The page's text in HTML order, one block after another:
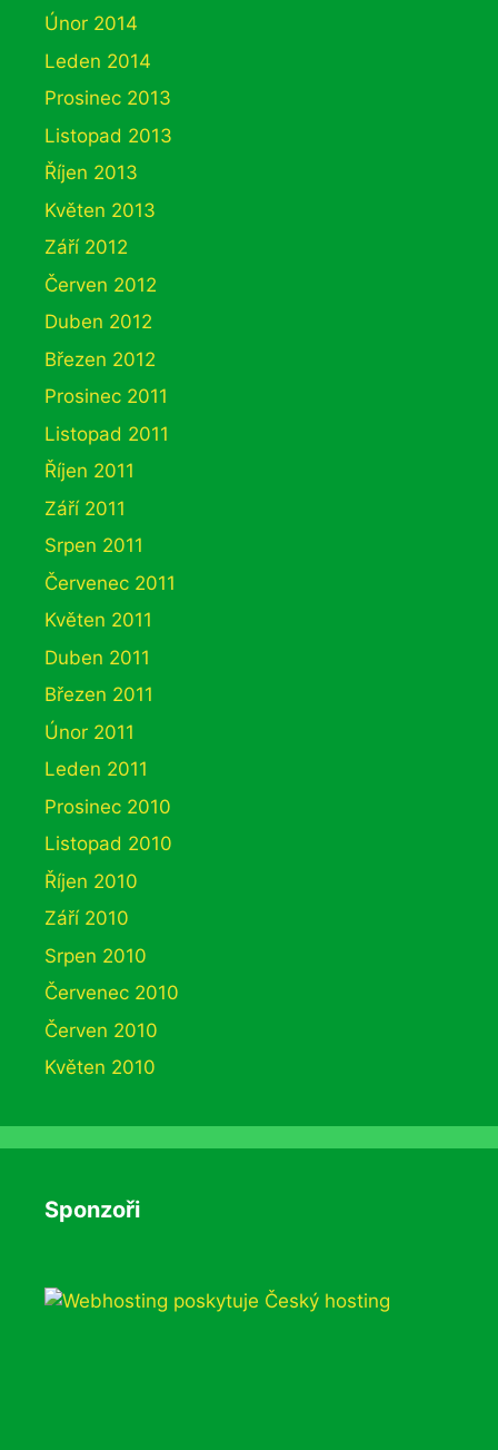
Únor 2014
Leden 2014
Prosinec 2013
Listopad 2013
Říjen 2013
Květen 2013
Září 2012
Červen 2012
Duben 2012
Březen 2012
Prosinec 2011
Listopad 2011
Říjen 2011
Září 2011
Srpen 2011
Červenec 2011
Květen 2011
Duben 2011
Březen 2011
Únor 2011
Leden 2011
Prosinec 2010
Listopad 2010
Říjen 2010
Září 2010
Srpen 2010
Červenec 2010
Červen 2010
Květen 2010
Sponzoři